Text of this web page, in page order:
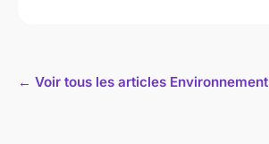
← Voir tous les articles Environnement